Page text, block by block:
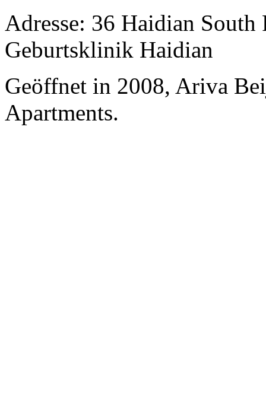
Adresse: 36 Haidian South
Geburtsklinik Haidian
Geöffnet in 2008, Ariva
Apartments.